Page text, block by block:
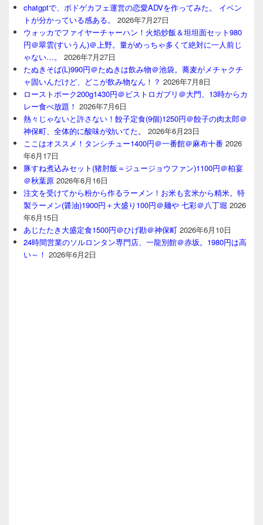
chatgptで、ボドゲカフェ運営の恋愛ADVを作ってみた。 イベン
トが分かっている感ある。
2026年7月27日
ウォッカでファイヤーチャーハン！火焰炒飯＆坦坦面セット980
円＠翠雲(すいうん)＠上野。量がめっちゃ多くて絶対に一人前じ
ゃない…。
2026年7月27日
たぬきそば(L)990円＠たぬきは飲み物＠池袋。蕎麦がメチャクチ
ャ固いんだけど、どこが飲み物なん！？ 2026年7月8日
ローストポーク200g1430円＠ビストロガブリ＠大門、13時からカ
レー食べ放題！ 2026年7月6日
熱々じゃないと許さない！餃子定食(9個)1250円＠餃子の肉太郎＠
神保町、全体的に酸味が効いてた。
2026年6月23日
ここはオススメ！タンシチュー1400円＠一番館＠麻布十番 2026
年6月17日
豚すね煮込みセット(猪肘飯＝ジュージョウファン)1100円＠柏宴
＠秋葉原 2026年6月16日
注文を受けてから粉から作るラーメン！お米も玄米から精米。特
製ラーメン(醤油)1900円＋大盛り100円＠麺や 七彩＠八丁堀 2026
年6月15日
あじたたき大盛定食1500円＠ひげ勘＠神保町 2026年6月10日
24時間営業のソルロンタン専門店、一龍別館＠赤坂。1980円は高
い～！ 2026年6月2日